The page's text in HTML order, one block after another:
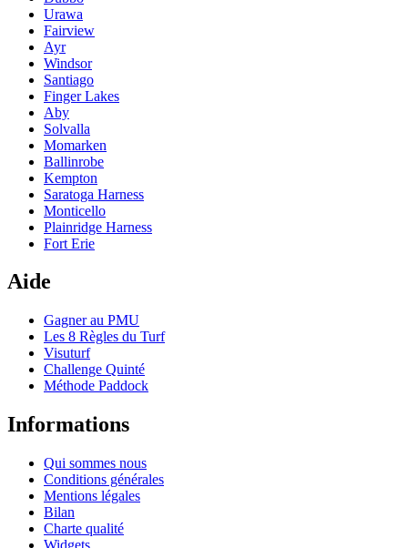
Urawa
Fairview
Ayr
Windsor
Santiago
Finger Lakes
Aby
Solvalla
Momarken
Ballinrobe
Kempton
Saratoga Harness
Monticello
Plainridge Harness
Fort Erie
Aide
Gagner au PMU
Les 8 Règles du Turf
Visuturf
Challenge Quinté
Méthode Paddock
Informations
Qui sommes nous
Conditions générales
Mentions légales
Bilan
Charte qualité